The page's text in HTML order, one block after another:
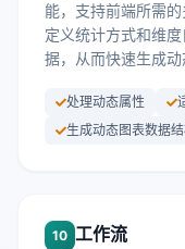
能，支持前端所需
定义统计方式和维
据，从而快速生成动
处理动态属性
生成动态图表数据
10 工作流